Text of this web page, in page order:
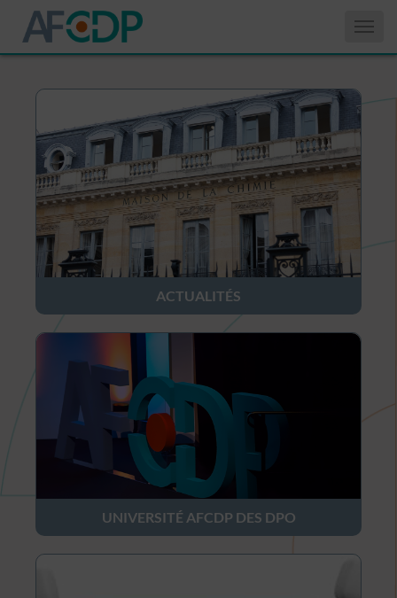
ACTUALITÉS
UNIVERSITÉ AFCDP DES DPO